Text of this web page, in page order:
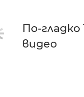
По-гладко
видео